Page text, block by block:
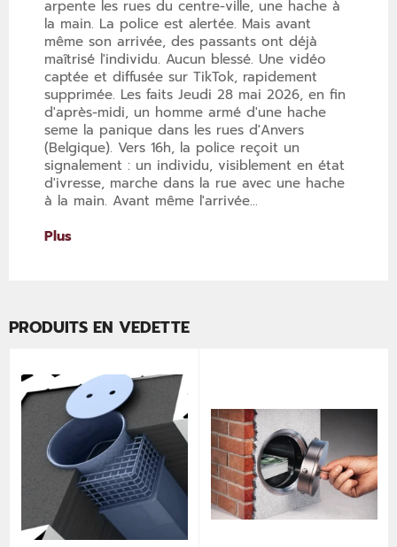
arpente les rues du centre-ville, une hache à
la main. La police est alertée. Mais avant
même son arrivée, des passants ont déjà
maîtrisé l'individu. Aucun blessé. Une vidéo
captée et diffusée sur TikTok, rapidement
supprimée. Les faits Jeudi 28 mai 2026, en fin
d'après-midi, un homme armé d'une hache
seme la panique dans les rues d'Anvers
(Belgique). Vers 16h, la police reçoit un
signalement : un individu, visiblement en état
d'ivresse, marche dans la rue avec une hache
à la main. Avant même l'arrivée...
Plus
PRODUITS EN VEDETTE